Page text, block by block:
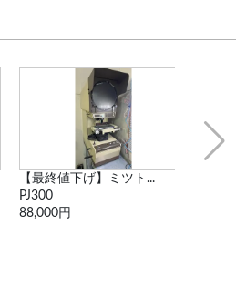
VL-500 [動作...
2,710,400円